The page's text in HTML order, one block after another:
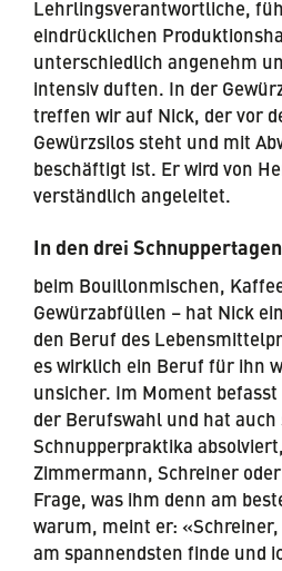
Lehrlingsverantwortliche,
eindrücklichen
unterschiedlich angenehm
intensiv duften. In der
treffen wir auf Nick, der vor
Gewürzsilos steht und mit
beschäftigt ist. Er wird von
verständlich angeleitet.
In den drei
beim Bouillonmischen,
Gewürzabfüllen – hat Nick
den Beruf des
es wirklich ein Beruf für ihn
unsicher. Im Moment
der Berufswahl und hat auch
Schnupperpraktika
Zimmermann, Schreiner
Frage, was ihm denn am
warum, meint er:
am spannendsten finde und